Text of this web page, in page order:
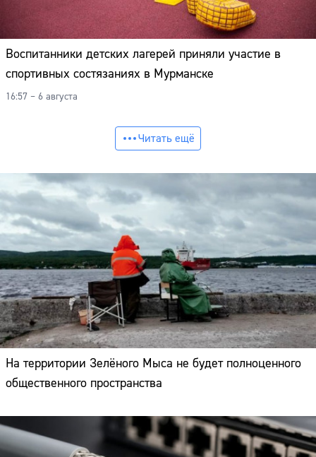
Воспитанники детских лагерей приняли участие в
спортивных состязаниях в Мурманске
16:57 – 6 августа
Читать ещё
На территории Зелёного Мыса не будет полноценного
общественного пространства